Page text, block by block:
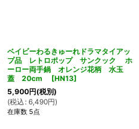
ベイビーわるきゅーれドラマタイアッ
プ品 レトロポップ サンクック ホ
ーロー両手鍋 オレンジ花柄 水玉
蓋 20cm
[HN13]
5,900円(税別)
(税込 : 6,490円)
在庫数 5点